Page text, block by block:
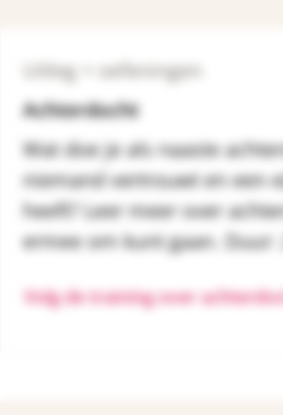
Achterdocht
Uitleg + oefeningen
Wat doe je als naaste
niemand vertrouwt en een
heeft? Leer meer over
ermee om kunt gaan.
Volg de training over